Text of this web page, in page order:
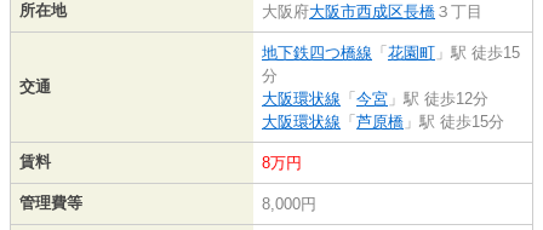
所在地 大阪府大阪市西成区長橋 ３丁目
交通
地下鉄四つ橋線 「 花園町 」駅 徒歩15
分
大阪環状線 「 今宮 」駅 徒歩12分
大阪環状線 「 芦原橋 」駅 徒歩15分
賃料 8万円
管理費等 8,000円